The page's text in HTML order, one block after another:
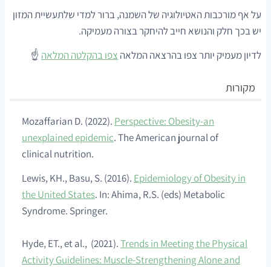
על אף מורכבות האטיולוגיה של השמנה, ברור למדי שלתעשיית המזון
יש בכך חלק והנושא חייב להיחקר בצורה מעמיקה.
לדיון מעמיק יותר צפו בהרצאה המלאה צפו בהקלטה המלאה ☝️
מקורות
Mozaffarian D. (2022). Perspective: Obesity-an
unexplained epidemic. The American journal of
clinical nutrition.
Lewis, KH., Basu, S. (2016). Epidemiology of Obesity in
the United States. In: Ahima, R.S. (eds) Metabolic
Syndrome. Springer.
Hyde, ET., et al., (2021).Trends in Meeting the Physical
Activity Guidelines: Muscle-Strengthening Alone and